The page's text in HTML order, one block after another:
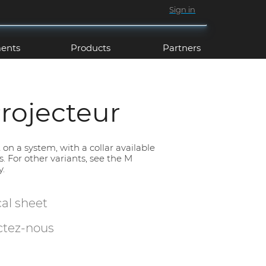
Sign in
Products Partners
a system, with a collar available
For other variants, see the M
sheet
nous